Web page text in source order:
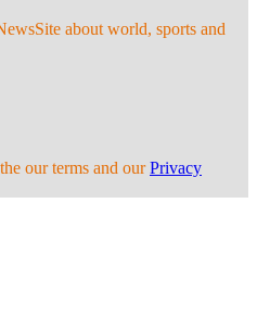
about world, sports and
our terms and ourPrivacy